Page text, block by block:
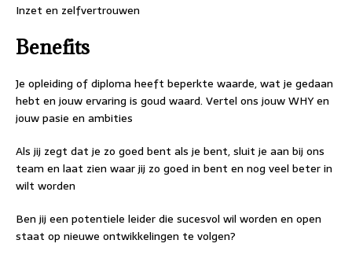
Inzet en zelfvertrouwen
Benefits
Je opleiding of diploma heeft beperkte waarde, wat je gedaan
hebt en jouw ervaring is goud waard. Vertel ons jouw WHY en
jouw pasie en ambities
Als jij zegt dat je zo goed bent als je bent, sluit je aan bij ons
team en laat zien waar jij zo goed in bent en nog veel beter in
wilt worden
Ben jij een potentiele leider die sucesvol wil worden en open
staat op nieuwe ontwikkelingen te volgen?